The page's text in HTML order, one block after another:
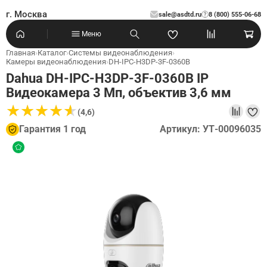
г. Москва sale@asdtd.ru 8 (800) 555-06-68
?
Меню
Главная›Каталог›Системы видеонаблюдения›
Камеры видеонаблюдения›DH-IPC-H3DP-3F-0360B
Dahua DH-IPC-H3DP-3F-0360B IP
Видеокамера 3 Мп, объектив 3,6 мм
★★★★★
★★★★★(4,6)
Гарантия 1 год Артикул: УТ-00096035